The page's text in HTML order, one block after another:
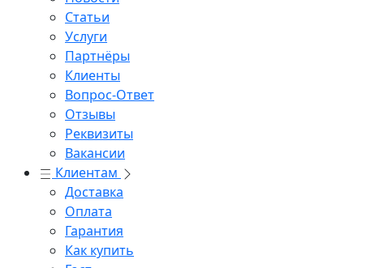
Статьи
Услуги
Партнёры
Клиенты
Вопрос-Ответ
Отзывы
Реквизиты
Вакансии
Клиентам
Доставка
Оплата
Гарантия
Как купить